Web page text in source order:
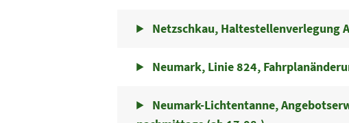
Netzschkau, Haltestellenverlegung
Neumark, Linie 824,
Neumark-Lichtentanne,